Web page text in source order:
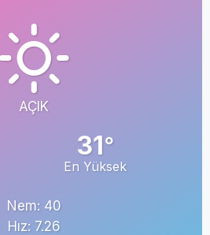
AÇIK
31°
En Yüksek
Nem: 40
Hız: 7.26